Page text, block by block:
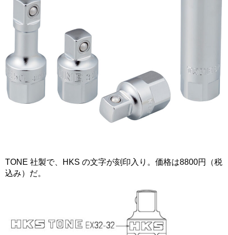
TONE 社製で、HKS の文字が刻印入り。価格は8800円（税
込み）だ。